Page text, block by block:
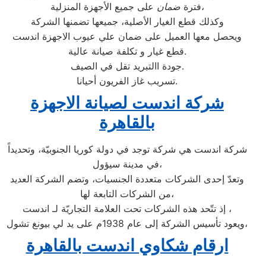
فترةضمان
على جميع الأجهزة المنزلية،
وكذلك قطع الغيار الأصلية، جميعها تضمنها الشركة
ويحصل معها العميل على ضمان علي عيوب الاجهزة اندست
قطع غيار و تكلفة صيانة عالية.
جودة االتبريد تقل في الصيف.
تسريب غاز الفريون أحيانا.
شركة اندست لصيانة الاجهزة
بالقاهرة
شركة اندست هي شركة توجد في دولة كوريا الجنوبيّة، وتحديداً
في مدينة سيؤول،
وتعدّ إحدى الشركات متعددة الجنسيات، وتضم الشركة العديد
من الشركات التابعة لها،
إذ تتّحد هذه الشركات تحت العلامة التجاريّة لـ اندست ،
ويعود تأسيس الشركة إلى عام 1938م على يد لي بيونغ تشول،
ارقام شكاوي اندست بالقاهرة